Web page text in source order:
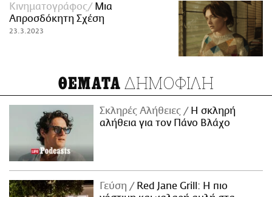
Κινηματογράφος Μια
Απροσδόκητη Σχέση
23.3.2023
ΘΕΜΑΤΑ ΔΗΜΟΦΙΛΗ
Σκληρές Αλήθειες
H σκληρή
αλήθεια για τον Πάνο Βλάχο
Γεύση
Red Jane Grill: Η πιο